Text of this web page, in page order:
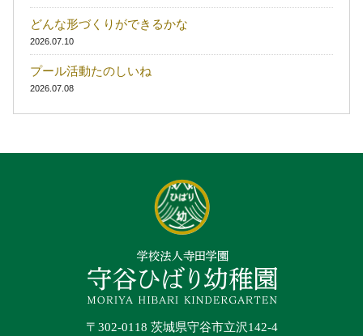
どんな形づくりができるかな
2026.07.10
プール活動たのしいね
2026.07.08
〒302-0118 茨城県守谷市立沢142-4